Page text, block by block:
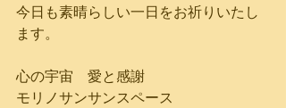
今日も素晴らしい一日をお祈りいたし
ます。
心の宇宙　愛と感謝
モリノサンサンスペース